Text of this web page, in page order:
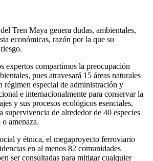
Tren Maya genera dudas, ambientales,
económicas, razón por la que su
expertos compartimos la preocupación
pues atravesará 15 áreas naturales
régimen especial de administración y
e internacionalmente para conservar la
y sus procesos ecológicos esenciales,
supervivencia de alrededor de 40 especies
amenaza.
y étnica, el megaproyecto ferroviario
en al menos 82 comunidades
ser consultadas para mitigar cualquier